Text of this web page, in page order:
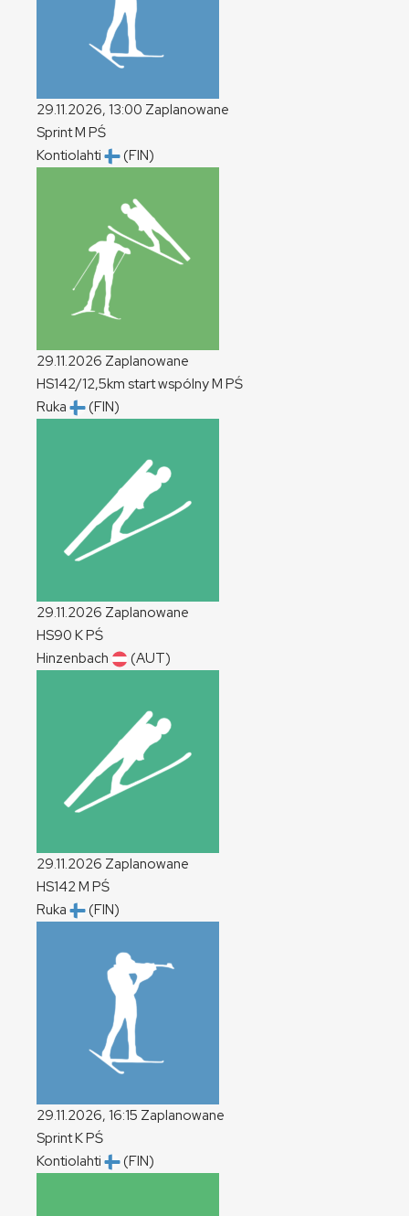
29.11.2026, 13:00 Zaplanowane
SprintM PŚ
Kontiolahti
(FIN)
29.11.2026 Zaplanowane
HS142/12,5km start wspólnyM PŚ
Ruka
(FIN)
29.11.2026 Zaplanowane
HS90 KPŚ
Hinzenbach
(AUT)
29.11.2026 Zaplanowane
HS142M PŚ
Ruka
(FIN)
29.11.2026, 16:15 Zaplanowane
SprintKPŚ
Kontiolahti
(FIN)